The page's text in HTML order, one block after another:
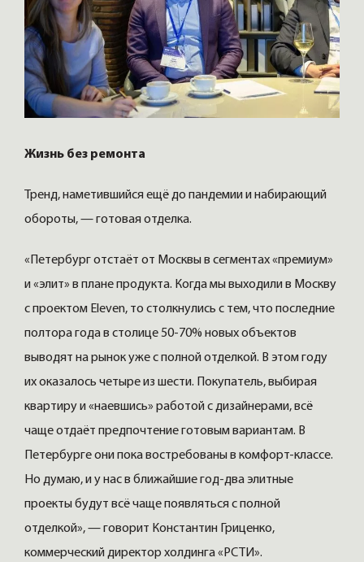
Жизнь без ремонта
Тренд, наметившийся ещё до пандемии и набирающий
обороты, — готовая отделка.
«Петербург отстаёт от Москвы в сегментах «премиум»
и «элит» в плане продукта. Когда мы выходили в Москву
с проектом Eleven, то столкнулись с тем, что последние
полтора года в столице 50-70% новых объектов
выводят на рынок уже с полной отделкой. В этом году
их оказалось четыре из шести. Покупатель, выбирая
квартиру и «наевшись» работой с дизайнерами, всё
чаще отдаёт предпочтение готовым вариантам. В
Петербурге они пока востребованы в комфорт-классе.
Но думаю, и у нас в ближайшие год-два элитные
проекты будут всё чаще появляться с полной
отделкой», — говорит Константин Гриценко,
коммерческий директор холдинга «РСТИ».